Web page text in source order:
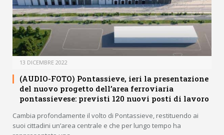
13 DICEMBRE 2022
(AUDIO-FOTO) Pontassieve, ieri la presentazione
del nuovo progetto dell’area ferroviaria
pontassievese: previsti 120 nuovi posti di lavoro
Cambia profondamente il volto di Pontassieve, restituendo ai
suoi cittadini un’area centrale e che per lungo tempo ha